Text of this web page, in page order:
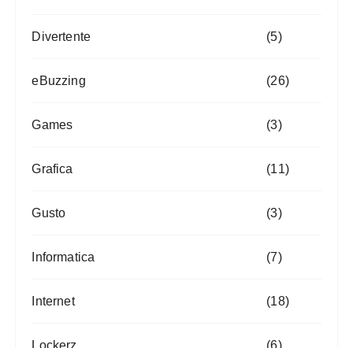
Divertente (5)
eBuzzing (26)
Games (3)
Grafica (11)
Gusto (3)
Informatica (7)
Internet (18)
Lockerz (6)